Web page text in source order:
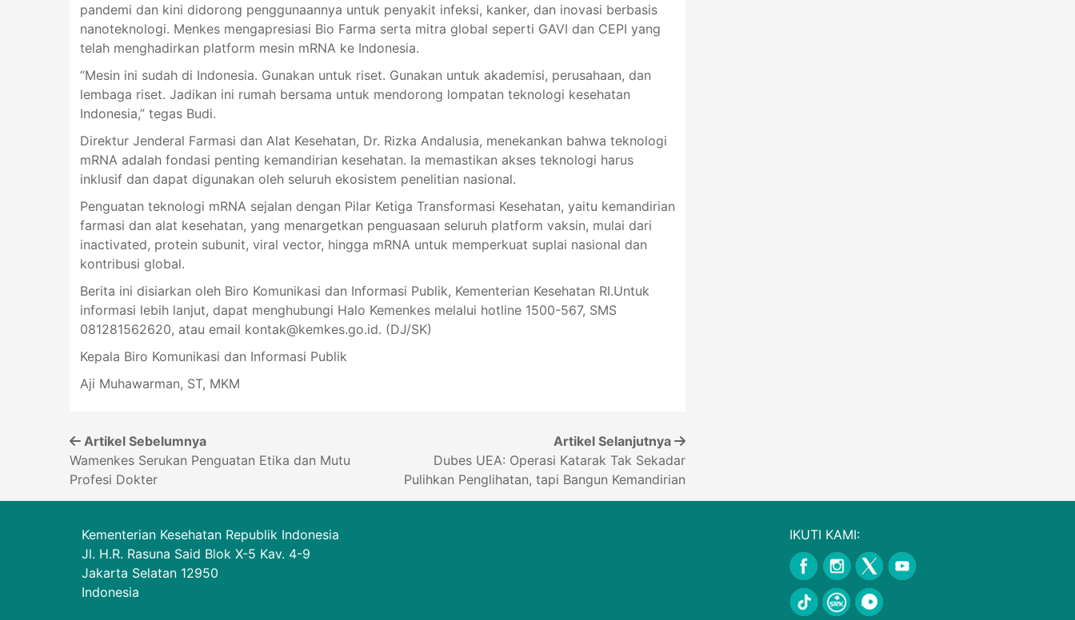
pandemi dan kini didorong penggunaannya untuk penyakit infeksi, kanker, dan inovasi berbasis
nanoteknologi. Menkes mengapresiasi Bio Farma serta mitra global seperti GAVI dan CEPI yang
telah menghadirkan platform mesin mRNA ke Indonesia.
“Mesin ini sudah di Indonesia. Gunakan untuk riset. Gunakan untuk akademisi, perusahaan, dan
lembaga riset. Jadikan ini rumah bersama untuk mendorong lompatan teknologi kesehatan
Indonesia,” tegas Budi.
Direktur Jenderal Farmasi dan Alat Kesehatan, Dr. Rizka Andalusia, menekankan bahwa teknologi
mRNA adalah fondasi penting kemandirian kesehatan. Ia memastikan akses teknologi harus
inklusif dan dapat digunakan oleh seluruh ekosistem penelitian nasional.
Penguatan teknologi mRNA sejalan dengan Pilar Ketiga Transformasi Kesehatan, yaitu kemandirian
farmasi dan alat kesehatan, yang menargetkan penguasaan seluruh platform vaksin, mulai dari
inactivated, protein subunit, viral vector, hingga mRNA untuk memperkuat suplai nasional dan
kontribusi global.
Berita ini disiarkan oleh Biro Komunikasi dan Informasi Publik, Kementerian Kesehatan RI.Untuk
informasi lebih lanjut, dapat menghubungi Halo Kemenkes melalui hotline 1500-567, SMS
081281562620, atau email kontak@kemkes.go.id. (DJ/SK)
Kepala Biro Komunikasi dan Informasi Publik
Aji Muhawarman, ST, MKM
Artikel Sebelumnya
Wamenkes Serukan Penguatan Etika dan Mutu
Profesi Dokter
Artikel Selanjutnya
Dubes UEA: Operasi Katarak Tak Sekadar
Pulihkan Penglihatan, tapi Bangun Kemandirian
Kementerian Kesehatan Republik Indonesia
Jl. H.R. Rasuna Said Blok X-5 Kav. 4-9
Jakarta Selatan 12950
Indonesia
IKUTI KAMI: